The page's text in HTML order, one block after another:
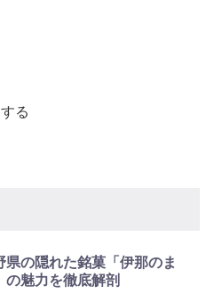
る
県の隠れた銘菓「伊那のま
の魅力を徹底解剖